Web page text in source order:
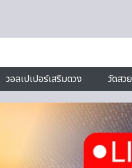
วอลเปเปอร์เสริมดวง วัดสวย